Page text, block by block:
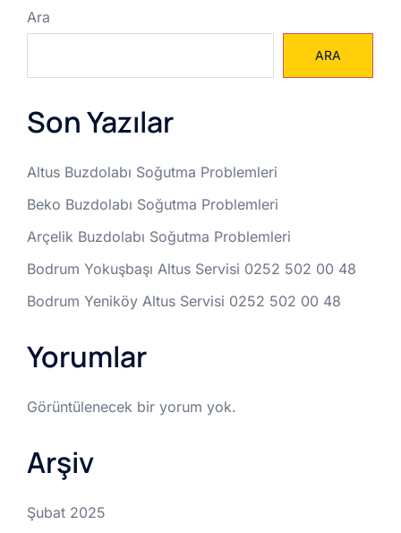
Ara
ARA
Son Yazılar
Altus Buzdolabı Soğutma Problemleri
Beko Buzdolabı Soğutma Problemleri
Arçelik Buzdolabı Soğutma Problemleri
Bodrum Yokuşbaşı Altus Servisi 0252 502 00 48
Bodrum Yeniköy Altus Servisi 0252 502 00 48
Yorumlar
Görüntülenecek bir yorum yok.
Arşiv
Şubat 2025